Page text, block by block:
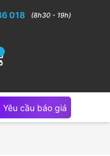
018 (8h30 - 19h)
Yêu cầu báo giá